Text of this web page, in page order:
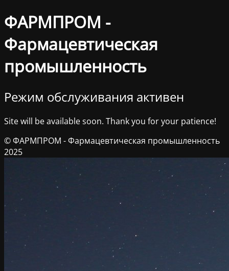
ФАРМПРОМ -
Фармацевтическая
промышленность
Режим обслуживания активен
Site will be available soon. Thank you for your patience!
© ФАРМПРОМ - Фармацевтическая промышленность
2025